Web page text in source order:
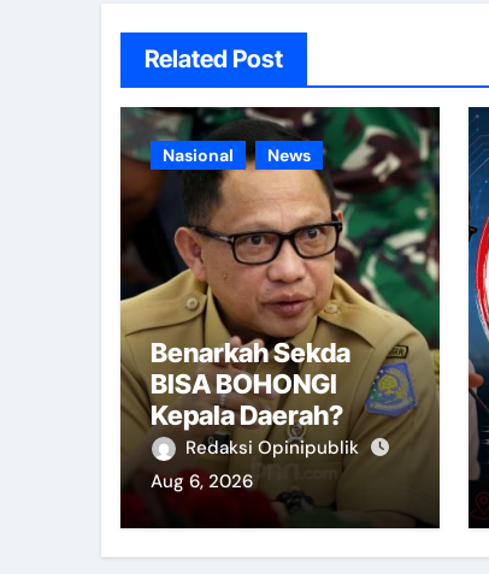
Related Post
Nasional News
Benarkah Sekda
BISA BOHONGI
Kepala Daerah?
Redaksi Opinipublik
Aug 6, 2026